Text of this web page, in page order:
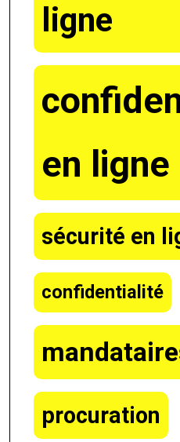
ligne
en ligne
sécurité en
confidentialité
procuration